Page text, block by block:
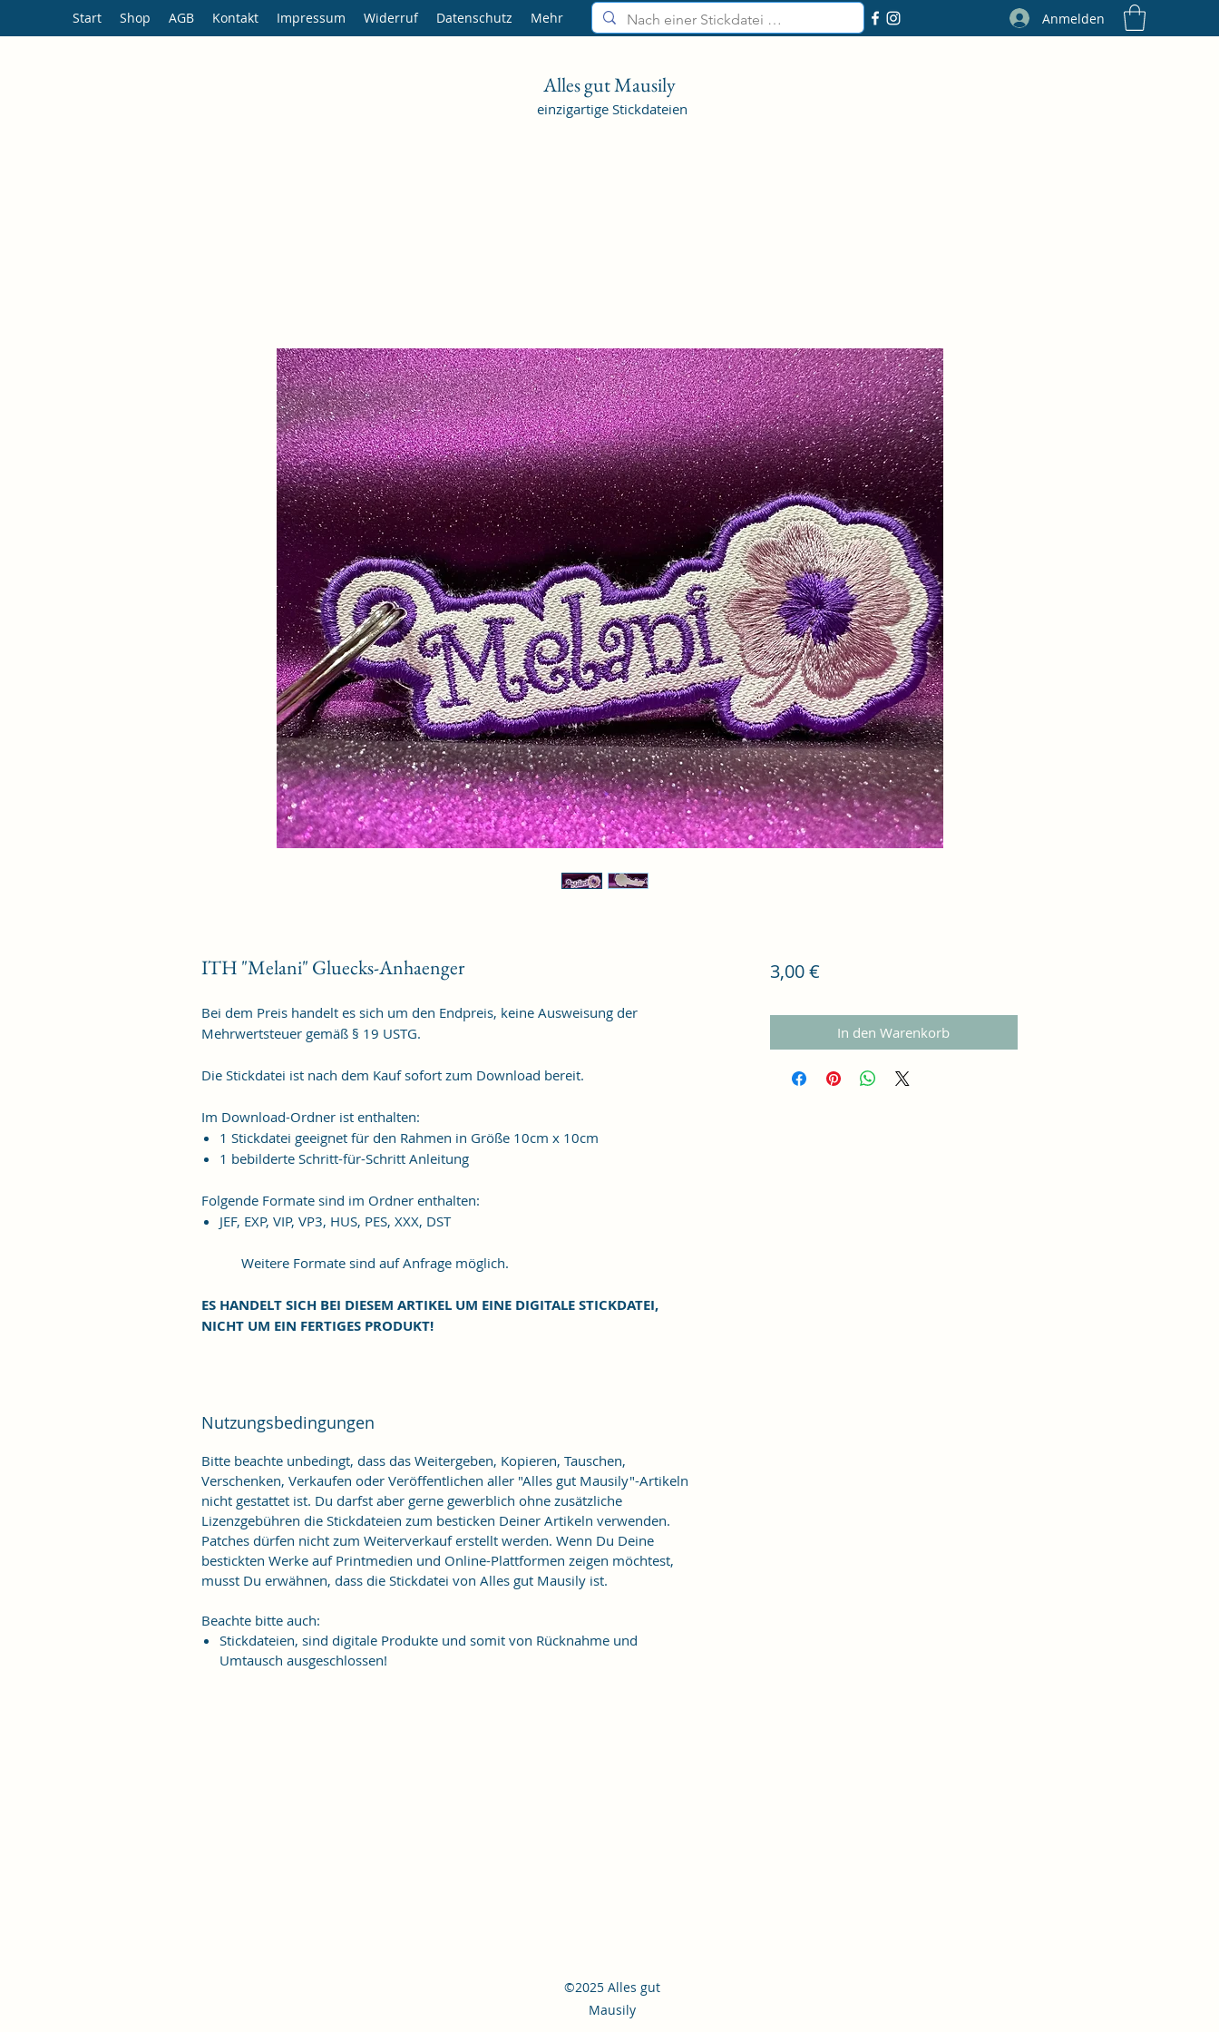
Alles gut Mausily
einzigartige Stickdateien
Start Shop AGB Kontakt Impressum Widerruf Datenschutz Mehr Anmelden
ITH "Melani" Gluecks-Anhaenger
Bei dem Preis handelt es sich um den Endpreis, keine Ausweisung der
Mehrwertsteuer gemäß § 19 USTG.
Die Stickdatei ist nach dem Kauf sofort zum Download bereit.
Im Download-Ordner ist enthalten:
1 Stickdatei geeignet für den Rahmen in Größe 10cm x 10cm
1 bebilderte Schritt-für-Schritt Anleitung
Folgende Formate sind im Ordner enthalten:
JEF, EXP, VIP, VP3, HUS, PES, XXX, DST
Weitere Formate sind auf Anfrage möglich.
ES HANDELT SICH BEI DIESEM ARTIKEL UM EINE DIGITALE STICKDATEI,
NICHT UM EIN FERTIGES PRODUKT!
Nutzungsbedingungen
Bitte beachte unbedingt, dass das Weitergeben, Kopieren, Tauschen,
Verschenken, Verkaufen oder Veröffentlichen aller "Alles gut Mausily"-Artikeln
nicht gestattet ist. Du darfst aber gerne gewerblich ohne zusätzliche
Lizenzgebühren die Stickdateien zum besticken Deiner Artikeln verwenden.
Patches dürfen nicht zum Weiterverkauf erstellt werden. Wenn Du Deine
bestickten Werke auf Printmedien und Online-Plattformen zeigen möchtest,
musst Du erwähnen, dass die Stickdatei von Alles gut Mausily ist.
Beachte bitte auch:
Stickdateien, sind digitale Produkte und somit von Rücknahme und
Umtausch ausgeschlossen!
3,00 €Preis
In den Warenkorb
©2025 Alles gut
Mausily